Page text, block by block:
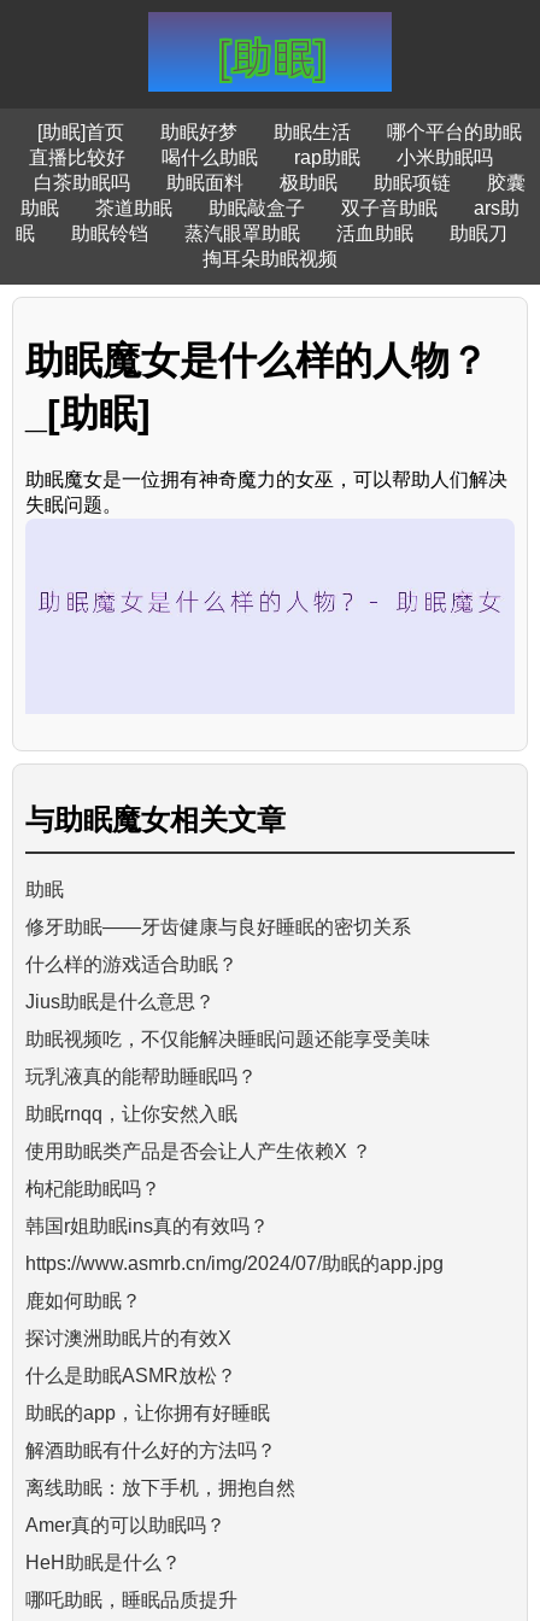
[助眠]首页 助眠好梦 助眠生活
哪个平台的助眠
直播比较好
喝什么助眠 rap助眠
小米助眠吗
白茶助眠吗
助眠面料 极助眠 助眠项链
胶囊
助眠
茶道助眠 助眠敲盒子 双子音助眠
ars助
眠
助眠铃铛 蒸汽眼罩助眠 活血助眠
助眠刀
掏耳朵助眠视频
助眠魔女是什么样的人物？
_[助眠]
助眠魔女是一位拥有神奇魔力的女巫，可以帮助人们解决
失眠问题。
与助眠魔女相关文章
助眠
修牙助眠——牙齿健康与良好睡眠的密切关系
什么样的游戏适合助眠？
Jius助眠是什么意思？
助眠视频吃，不仅能解决睡眠问题还能享受美味
玩乳液真的能帮助睡眠吗？
助眠rnqq，让你安然入眠
使用助眠类产品是否会让人产生依赖X ？
枸杞能助眠吗？
韩国r姐助眠ins真的有效吗？
https://www.asmrb.cn/img/2024/07/助眠的app.jpg
鹿如何助眠？
探讨澳洲助眠片的有效X
什么是助眠ASMR放松？
助眠的app，让你拥有好睡眠
解酒助眠有什么好的方法吗？
离线助眠：放下手机，拥抱自然
Amer真的可以助眠吗？
HeH助眠是什么？
哪吒助眠，睡眠品质提升